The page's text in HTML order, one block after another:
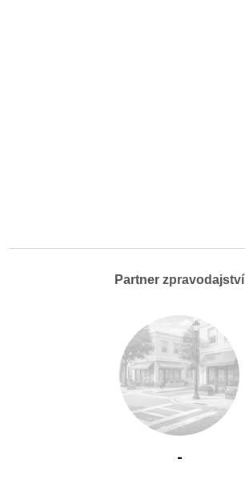
Partner zpravodajství
-